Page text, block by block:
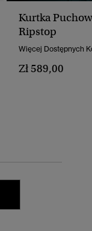
Kurtka
Ripstop
Więcej Dostępnych
Zł 589,00